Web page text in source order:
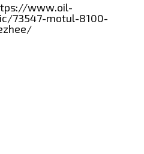
www.oil-
73547-motul-8100-